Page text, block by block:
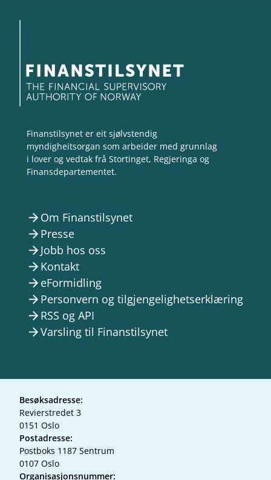
Finanstilsynet er eit sjølvstendig
myndigheitsorgan som arbeider med grunnlag
i lover og vedtak frå Stortinget, Regjeringa og
Finansdepartementet.
arrow_forward Om Finanstilsynet
arrow_forward Presse
arrow_forward Jobb hos oss
arrow_forward Kontakt
arrow_forward eFormidling
arrow_forward Personvern og tilgjengelighetserklæring
arrow_forward RSS og API
arrow_forwardVarsling til Finanstilsynet
Besøksadresse:
Revierstredet 3
0151 Oslo
Postadresse:
Postboks 1187 Sentrum
0107 Oslo
Organisasjonsnummer: